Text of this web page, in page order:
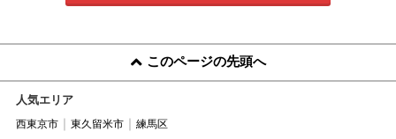
このページの先頭へ
人気エリア
西東京市 東久留米市 練馬区